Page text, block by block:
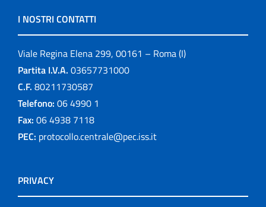
I NOSTRI CONTATTI
Viale Regina Elena 299, 00161 – Roma (I)
Partita I.V.A. 03657731000
C.F. 80211730587
Telefono: 06 4990 1
Fax: 06 4938 7118
PEC: protocollo.centrale@pec.iss.it
PRIVACY